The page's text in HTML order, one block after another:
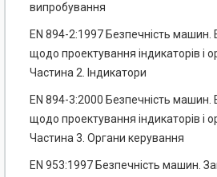
випробування
EN 894-2:1997 Безпечність машин.
щодо проектування індикаторів і
Частина 2. Індикатори
EN 894-3:2000 Безпечність машин.
щодо проектування індикаторів і
Частина 3. Органи керування
EN 953:1997 Безпечність машин.